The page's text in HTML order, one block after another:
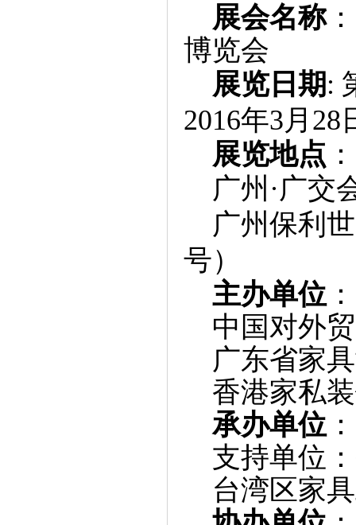
展会名称
博览会
展览日期:
2016年3月28
展览地点 ：
广州·广交
广州保利
号）
主办单位
中国对外
广东省家
香港家私
承办单位
支持单位
台湾区家